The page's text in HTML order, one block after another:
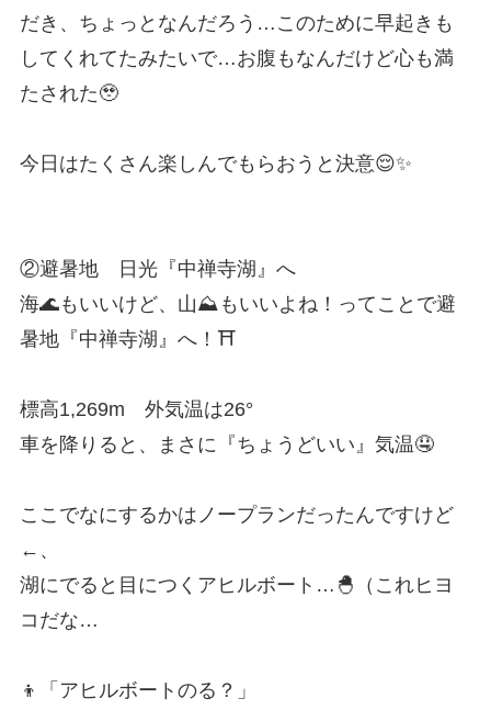
だき、ちょっとなんだろう…このために早起きも
してくれてたみたいで…お腹もなんだけど心も満
たされた🥹
今日はたくさん楽しんでもらおうと決意😌✨
②避暑地 日光『中禅寺湖』へ
海🌊もいいけど、山⛰️もいいよね！ってことで避
暑地『中禅寺湖』へ！⛩️
標高1,269m 外気温は26°
車を降りると、まさに『ちょうどいい』気温🤤
ここでなにするかはノープランだったんですけど
←、
湖にでると目につくアヒルボート…🐣（これヒヨ
コだな…
👦「アヒルボートのる？」